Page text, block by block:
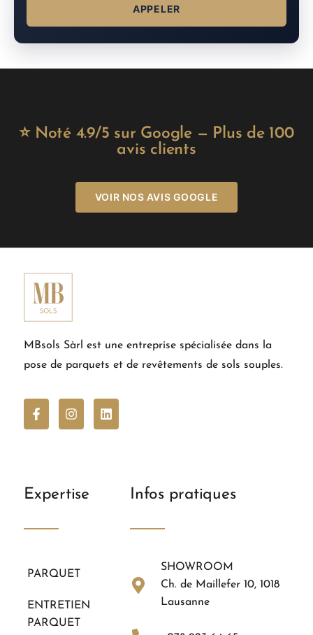
APPELER
⭐ Noté 4.9/5 sur Google — Plus de 100
avis clients
VOIR NOS AVIS GOOGLE
MBsols Sàrl est une entreprise spécialisée dans la
pose de parquets et de revêtements de sols souples.
Expertise
PARQUET
ENTRETIEN
PARQUET
Infos pratiques
SHOWROOM
Ch. de Maillefer 10, 1018
Lausanne